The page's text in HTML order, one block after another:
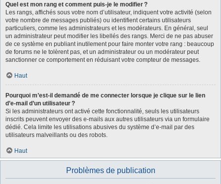
Quel est mon rang et comment puis-je le modifier ?
Les rangs, affichés sous votre nom d’utilisateur, indiquent votre activité (selon
votre nombre de messages publiés) ou identifient certains utilisateurs
particuliers, comme les administrateurs et les modérateurs. En général, seul
un administrateur peut modifier les libellés des rangs. Merci de ne pas abuser
de ce système en publiant inutilement pour faire monter votre rang : beaucoup
de forums ne le tolèrent pas, et un administrateur ou un modérateur peut
sanctionner ce comportement en réduisant votre compteur de messages.
Haut
Pourquoi m’est-il demandé de me connecter lorsque je clique sur le lien
d’e-mail d’un utilisateur ?
Si les administrateurs ont activé cette fonctionnalité, seuls les utilisateurs
inscrits peuvent envoyer des e-mails aux autres utilisateurs via un formulaire
dédié. Cela limite les utilisations abusives du système d’e-mail par des
utilisateurs malveillants ou des robots.
Haut
Problèmes de publication